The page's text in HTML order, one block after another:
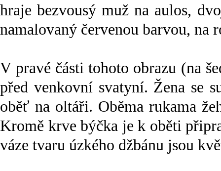
hraje bezvousý muž na aulos,
namalovaný červenou barvou, na
V pravé části tohoto obrazu (na
před venkovní svatyní. Žena se
oběť na oltáři. Oběma rukama
Kromě krve býčka je k oběti
váze tvaru úzkého džbánu jsou